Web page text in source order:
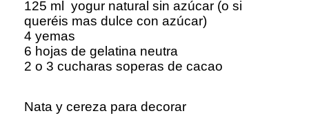
125 ml yogur natural sin azúcar (o si
queréis mas dulce con azúcar)
4 yemas
6 hojas de gelatina neutra
2 o 3 cucharas soperas de cacao
Nata y cereza para decorar